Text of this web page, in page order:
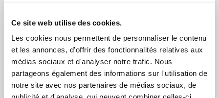
Ce site web utilise des cookies.
Les cookies nous permettent de personnaliser le contenu
et les annonces, d'offrir des fonctionnalités relatives aux
médias sociaux et d'analyser notre trafic. Nous
partageons également des informations sur l'utilisation de
notre site avec nos partenaires de médias sociaux, de